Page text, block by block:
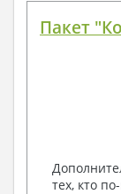
Пакет
тех, кто